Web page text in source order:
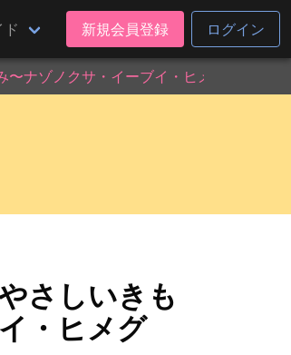
ド 新規会員登録 ログイン
ナゾノクサ・イーブイ・ヒメグマ〜
さしいきも
・ヒメグ